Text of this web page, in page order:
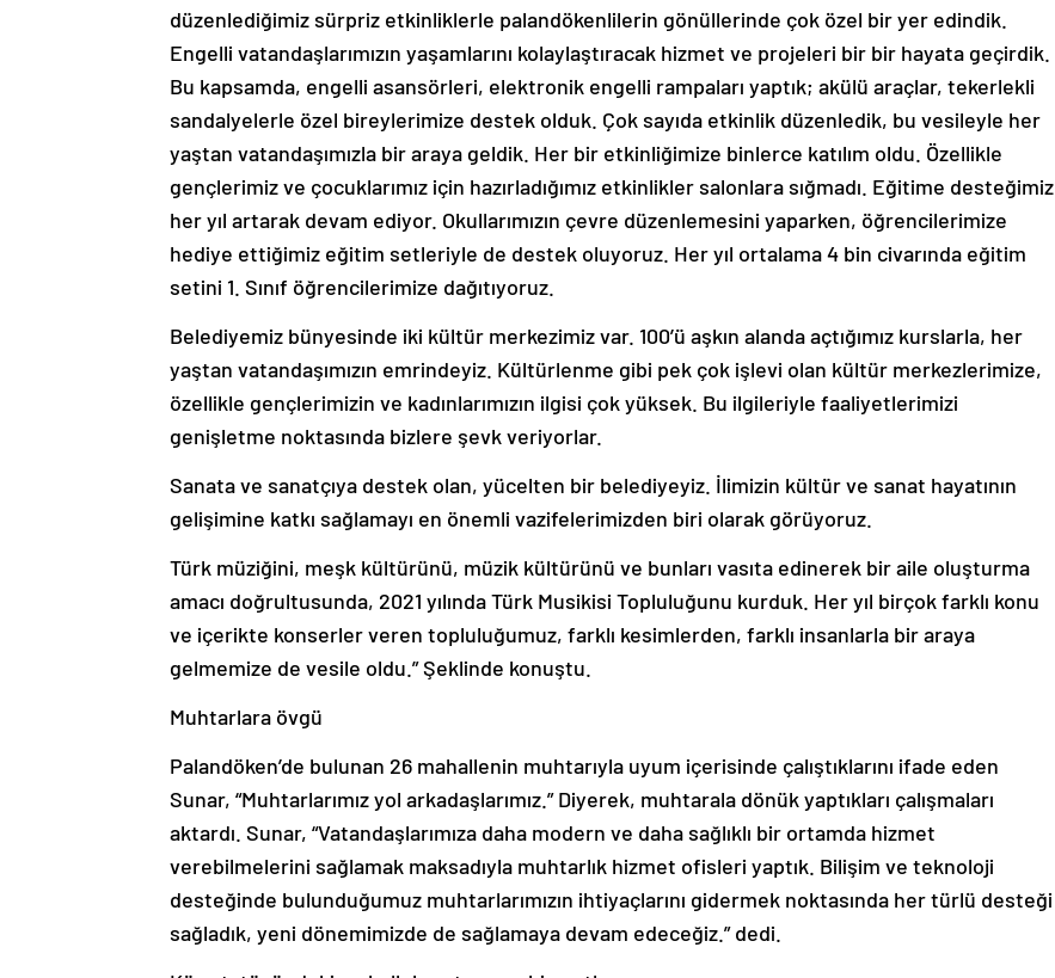
düzenlediğimiz sürpriz etkinliklerle palandökenlilerin gönüllerinde çok özel bir yer edindik.
Engelli vatandaşlarımızın yaşamlarını kolaylaştıracak hizmet ve projeleri bir bir hayata geçirdik.
Bu kapsamda, engelli asansörleri, elektronik engelli rampaları yaptık; akülü araçlar, tekerlekli
sandalyelerle özel bireylerimize destek olduk. Çok sayıda etkinlik düzenledik, bu vesileyle her
yaştan vatandaşımızla bir araya geldik. Her bir etkinliğimize binlerce katılım oldu. Özellikle
gençlerimiz ve çocuklarımız için hazırladığımız etkinlikler salonlara sığmadı. Eğitime desteğimiz
her yıl artarak devam ediyor. Okullarımızın çevre düzenlemesini yaparken, öğrencilerimize
hediye ettiğimiz eğitim setleriyle de destek oluyoruz. Her yıl ortalama 4 bin civarında eğitim
setini 1. Sınıf öğrencilerimize dağıtıyoruz.
Belediyemiz bünyesinde iki kültür merkezimiz var. 100’ü aşkın alanda açtığımız kurslarla, her
yaştan vatandaşımızın emrindeyiz. Kültürlenme gibi pek çok işlevi olan kültür merkezlerimize,
özellikle gençlerimizin ve kadınlarımızın ilgisi çok yüksek. Bu ilgileriyle faaliyetlerimizi
genişletme noktasında bizlere şevk veriyorlar.
Sanata ve sanatçıya destek olan, yücelten bir belediyeyiz. İlimizin kültür ve sanat hayatının
gelişimine katkı sağlamayı en önemli vazifelerimizden biri olarak görüyoruz.
Türk müziğini, meşk kültürünü, müzik kültürünü ve bunları vasıta edinerek bir aile oluşturma
amacı doğrultusunda, 2021 yılında Türk Musikisi Topluluğunu kurduk. Her yıl birçok farklı konu
ve içerikte konserler veren topluluğumuz, farklı kesimlerden, farklı insanlarla bir araya
gelmemize de vesile oldu.” Şeklinde konuştu.
Muhtarlara övgü
Palandöken’de bulunan 26 mahallenin muhtarıyla uyum içerisinde çalıştıklarını ifade eden
Sunar, “Muhtarlarımız yol arkadaşlarımız.” Diyerek, muhtarala dönük yaptıkları çalışmaları
aktardı. Sunar, “Vatandaşlarımıza daha modern ve daha sağlıklı bir ortamda hizmet
verebilmelerini sağlamak maksadıyla muhtarlık hizmet ofisleri yaptık. Bilişim ve teknoloji
desteğinde bulunduğumuz muhtarlarımızın ihtiyaçlarını gidermek noktasında her türlü desteği
sağladık, yeni dönemimizde de sağlamaya devam edeceğiz.” dedi.